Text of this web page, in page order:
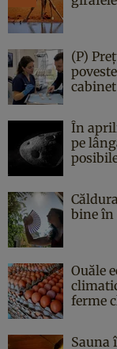
(P)
În
pe
bine în
Ouăle
ferme
Sauna